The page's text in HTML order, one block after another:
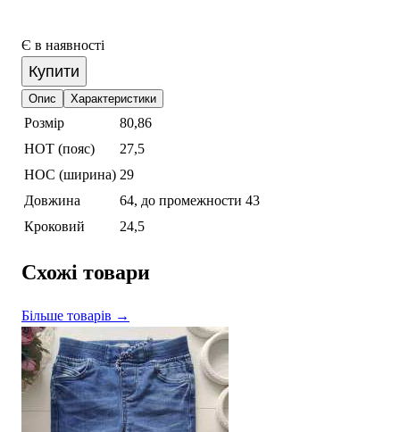
Є в наявності
Купити
Опис Характеристики
Розмір
80,86
НОТ (пояс)
27,5
НОС (ширина) 29
Довжина
64, до промежности 43
Кроковий
24,5
Схожі товари
Більше товарів →